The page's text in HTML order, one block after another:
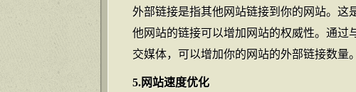
外部链接是指其他网站链接到你的网站。这
他网站的链接可以增加网站的权威性。通过
交媒体，可以增加你的网站的外部链接数量。
5.网站速度优化